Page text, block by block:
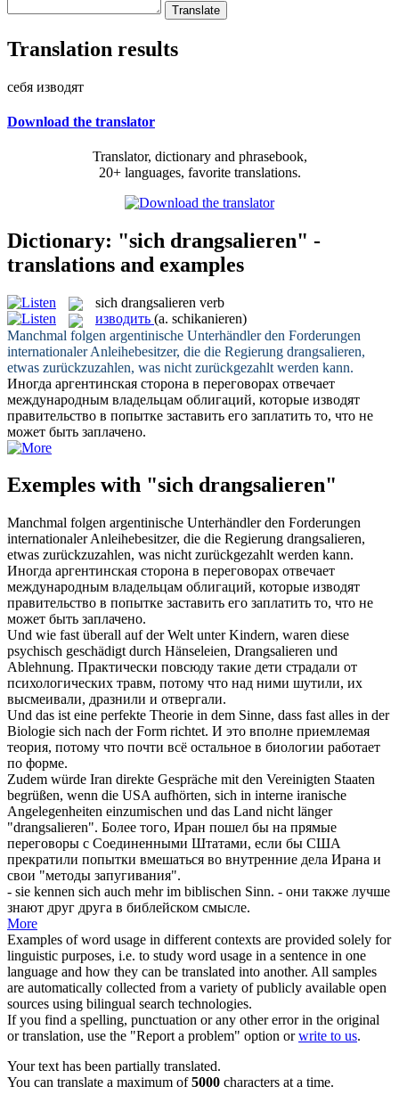
Translation results
себя изводят
Download the translator
Translator, dictionary and phrasebook,
20+ languages, favorite translations.
Dictionary: "sich drangsalieren" -
translations and examples
sich drangsalieren verb
изводить (a. schikanieren)
Manchmal folgen argentinische Unterhändler den Forderungen
internationaler Anleihebesitzer, die die Regierung drangsalieren,
etwas zurückzuzahlen, was nicht zurückgezahlt werden kann.
Иногда аргентинская сторона в переговорах отвечает
международным владельцам облигаций, которые изводят
правительство в попытке заставить его заплатить то, что не
может быть заплачено.
Exemples with "sich drangsalieren"
Manchmal folgen argentinische Unterhändler den Forderungen
internationaler Anleihebesitzer, die die Regierung drangsalieren,
etwas zurückzuzahlen, was nicht zurückgezahlt werden kann.
Иногда аргентинская сторона в переговорах отвечает
международным владельцам облигаций, которые изводят
правительство в попытке заставить его заплатить то, что не
может быть заплачено.
Und wie fast überall auf der Welt unter Kindern, waren diese
psychisch geschädigt durch Hänseleien, Drangsalieren und
Ablehnung. Практически повсюду такие дети страдали от
психологических травм, потому что над ними шутили, их
высмеивали, дразнили и отвергали.
Und das ist eine perfekte Theorie in dem Sinne, dass fast alles in der
Biologie sich nach der Form richtet. И это вполне приемлемая
теория, потому что почти всё остальное в биологии работает
по форме.
Zudem würde Iran direkte Gespräche mit den Vereinigten Staaten
begrüßen, wenn die USA aufhörten, sich in interne iranische
Angelegenheiten einzumischen und das Land nicht länger
"drangsalieren". Более того, Иран пошел бы на прямые
переговоры с Соединенными Штатами, если бы США
прекратили попытки вмешаться во внутренние дела Ирана и
свои "методы запугивания".
- sie kennen sich auch mehr im biblischen Sinn. - они также лучше
знают друг друга в библейском смысле.
More
Examples of word usage in different contexts are provided solely for
linguistic purposes, i.e. to study word usage in a sentence in one
language and how they can be translated into another. All samples
are automatically collected from a variety of publicly available open
sources using bilingual search technologies.
If you find a spelling, punctuation or any other error in the original
or translation, use the "Report a problem" option orwrite to us.
Your text has been partially translated.
You can translate a maximum of5000 characters at a time.